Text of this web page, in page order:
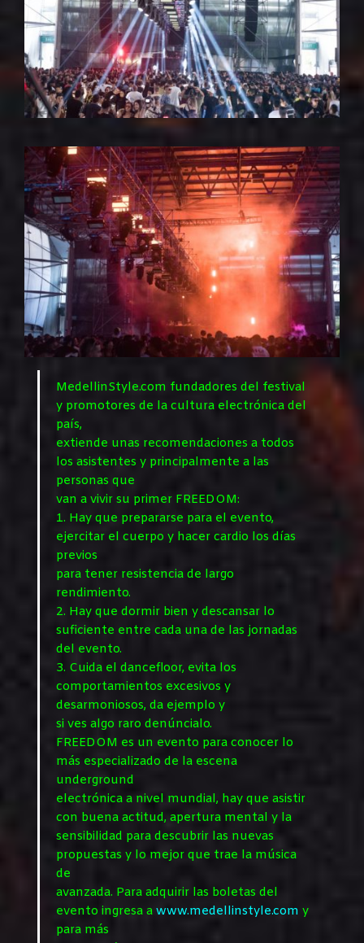
MedellinStyle.com fundadores del festival
y promotores de la cultura electrónica del
país,
extiende unas recomendaciones a todos
los asistentes y principalmente a las
personas que
van a vivir su primer FREEDOM:
1. Hay que prepararse para el evento,
ejercitar el cuerpo y hacer cardio los días
previos
para tener resistencia de largo
rendimiento.
2. Hay que dormir bien y descansar lo
suficiente entre cada una de las jornadas
del evento.
3. Cuida el dancefloor, evita los
comportamientos excesivos y
desarmoniosos, da ejemplo y
si ves algo raro denúncialo.
FREEDOM es un evento para conocer lo
más especializado de la escena
underground
electrónica a nivel mundial, hay que asistir
con buena actitud, apertura mental y la
sensibilidad para descubrir las nuevas
propuestas y lo mejor que trae la música
de
avanzada. Para adquirir las boletas del
evento ingresa a www.medellinstyle.com y
para más